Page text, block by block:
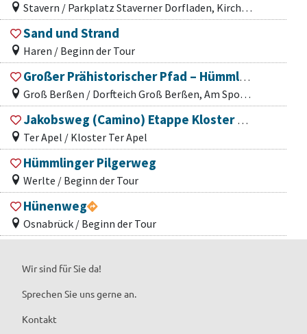
Stavern / Parkplatz Staverner Dorfladen, Kirchstraße 2
Sand und Strand
Haren / Beginn der Tour
Großer Prähistorischer Pfad – Hümmling-Pfade
Groß Berßen / Dorfteich Groß Berßen, Am Sportplatz
Jakobsweg (Camino) Etappe Kloster Ter Apel - Kloster Bentlage
Ter Apel / Kloster Ter Apel
Hümmlinger Pilgerweg
Werlte / Beginn der Tour
Hünenweg
Osnabrück / Beginn der Tour
Wir sind für Sie da!
Sprechen Sie uns gerne an.
Kontakt